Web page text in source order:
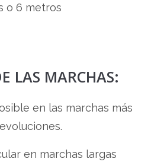
o 6 metros
LAS MARCHAS:
en las marchas más
en marchas largas